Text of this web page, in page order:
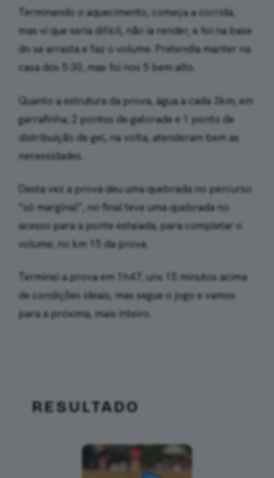
Terminando o aquecimento, começa a corrida,
mas vi que seria difícil, não ia render, e foi na base
do se arrasta e faz o volume. Pretendia manter na
casa dos 5:30, mas foi nos 5 bem alto.
Quanto a estrutura da prova, água a cada 3km, em
garrafinha; 2 pontos de gatorade e 1 ponto de
distribuição de gel, na volta, atenderam bem as
necessidades.
Desta vez a prova deu uma quebrada no percurso
“só marginal”, no final teve uma quebrada no
acesso para a ponte estaiada, para completar o
volume, no km 15 da prova.
Terminei a prova em 1h47, uns 15 minutos acima
de condições ideais, mas segue o jogo e vamos
para a próxima, mais inteiro.
RESULTADO